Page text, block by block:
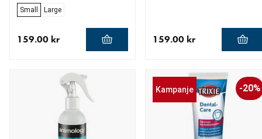
Small Large
159.00 kr 159.00 kr
Kampanje -20%